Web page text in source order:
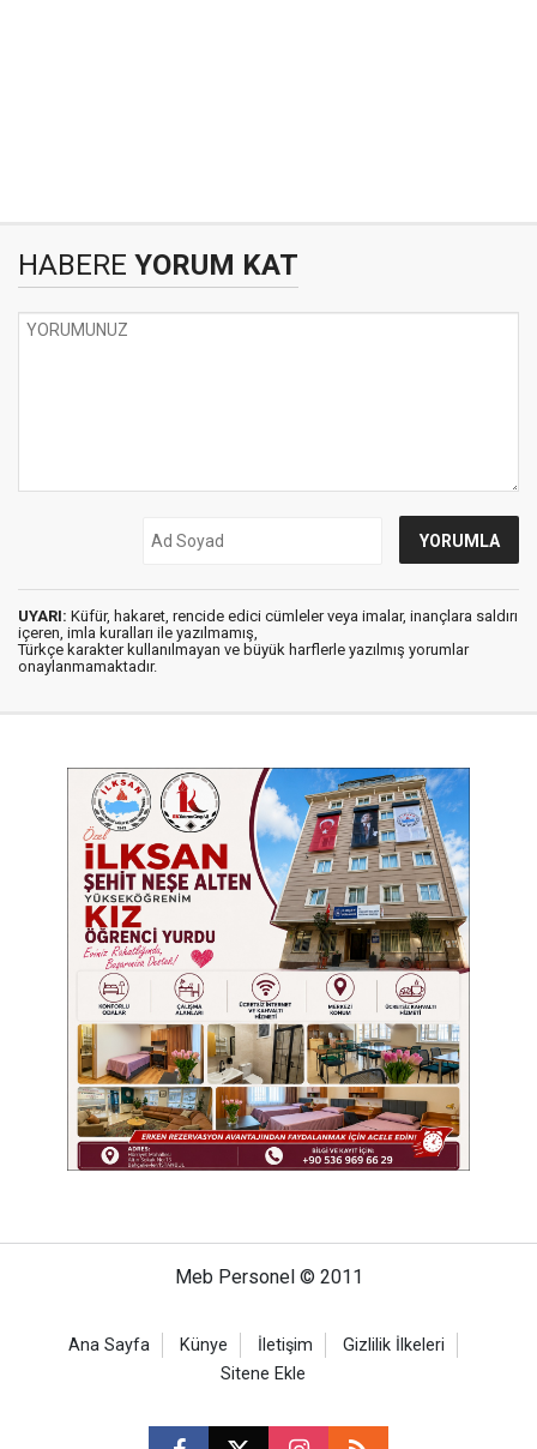
HABERE YORUM KAT
UYARI: Küfür, hakaret, rencide edici cümleler veya imalar, inançlara saldırı
içeren, imla kuralları ile yazılmamış,
Türkçe karakter kullanılmayan ve büyük harflerle yazılmış yorumlar
onaylanmamaktadır.
Meb Personel © 2011
Ana Sayfa Künye İletişim
Gizlilik İlkeleri
Sitene Ekle